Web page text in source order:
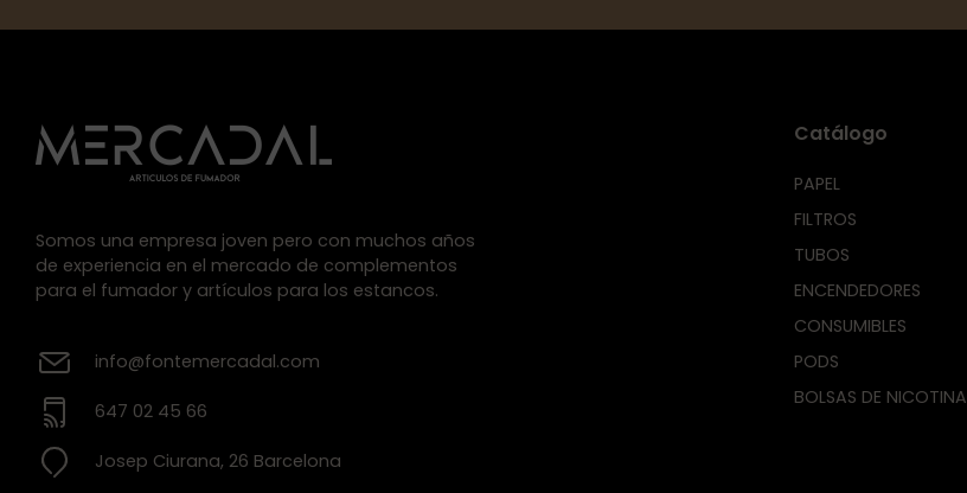
Somos una empresa joven pero con muchos años
de experiencia en el mercado de complementos
para el fumador y artículos para los estancos.
info@fontemercadal.com
647 02 45 66
Josep Ciurana, 26 Barcelona
Catálogo
PAPEL
FILTROS
TUBOS
ENCENDEDORES
CONSUMIBLES
PODS
BOLSAS DE NICOTINA